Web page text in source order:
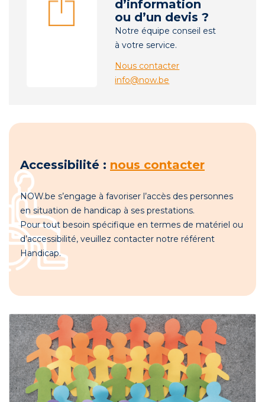
d’information
ou d’un devis ?
Notre équipe conseil est
à votre service.
Nous contacter
info@now.be
Accessibilité : nous contacter
NOW.be s’engage à favoriser l’accès des personnes
en situation de handicap à ses prestations.
Pour tout besoin spécifique en termes de matériel ou
d’accessibilité, veuillez contacter notre référent
Handicap.